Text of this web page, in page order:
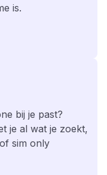
is.
bij je past?
je al wat je zoekt,
sim only